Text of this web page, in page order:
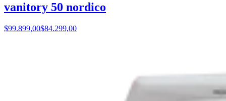
vanitory 50 nordico
$99.899,00$84.299,00